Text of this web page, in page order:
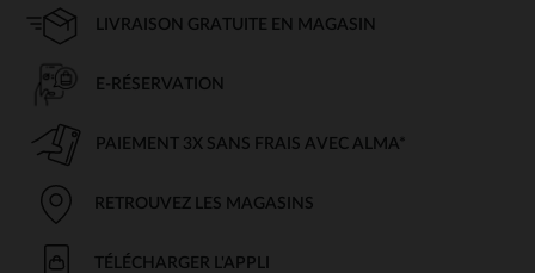
LIVRAISON GRATUITE EN MAGASIN
E-RÉSERVATION
PAIEMENT 3X SANS FRAIS AVEC ALMA*
RETROUVEZ LES MAGASINS
TÉLÉCHARGER L'APPLI